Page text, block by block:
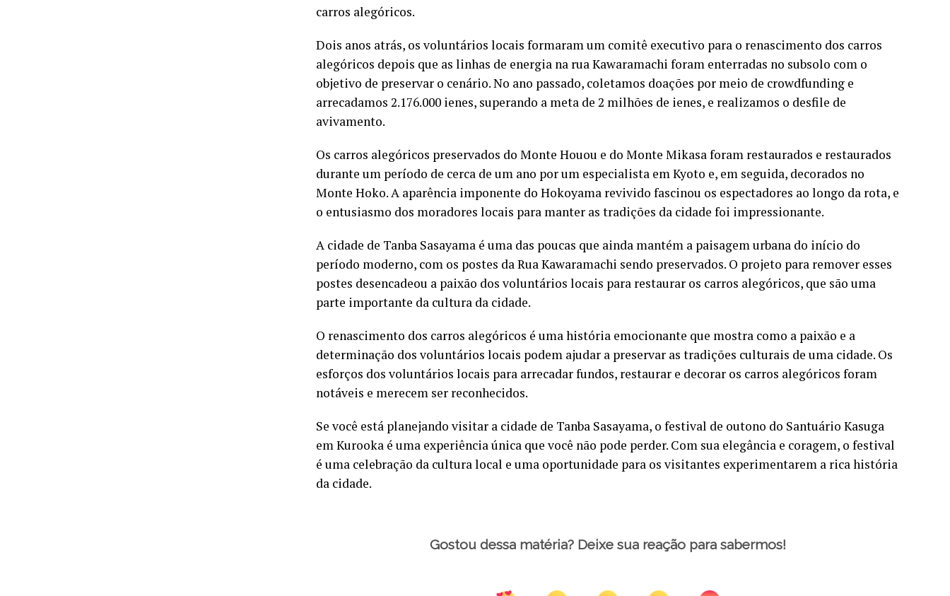
carros alegóricos.
Dois anos atrás, os voluntários locais formaram um comitê executivo para o renascimento dos carros
alegóricos depois que as linhas de energia na rua Kawaramachi foram enterradas no subsolo com o
objetivo de preservar o cenário. No ano passado, coletamos doações por meio de crowdfunding e
arrecadamos 2.176.000 ienes, superando a meta de 2 milhões de ienes, e realizamos o desfile de
avivamento.
Os carros alegóricos preservados do Monte Houou e do Monte Mikasa foram restaurados e restaurados
durante um período de cerca de um ano por um especialista em Kyoto e, em seguida, decorados no
Monte Hoko. A aparência imponente do Hokoyama revivido fascinou os espectadores ao longo da rota, e
o entusiasmo dos moradores locais para manter as tradições da cidade foi impressionante.
A cidade de Tanba Sasayama é uma das poucas que ainda mantém a paisagem urbana do início do
período moderno, com os postes da Rua Kawaramachi sendo preservados. O projeto para remover esses
postes desencadeou a paixão dos voluntários locais para restaurar os carros alegóricos, que são uma
parte importante da cultura da cidade.
O renascimento dos carros alegóricos é uma história emocionante que mostra como a paixão e a
determinação dos voluntários locais podem ajudar a preservar as tradições culturais de uma cidade. Os
esforços dos voluntários locais para arrecadar fundos, restaurar e decorar os carros alegóricos foram
notáveis e merecem ser reconhecidos.
Se você está planejando visitar a cidade de Tanba Sasayama, o festival de outono do Santuário Kasuga
em Kurooka é uma experiência única que você não pode perder. Com sua elegância e coragem, o festival
é uma celebração da cultura local e uma oportunidade para os visitantes experimentarem a rica história
da cidade.
Gostou dessa matéria? Deixe sua reação para sabermos!